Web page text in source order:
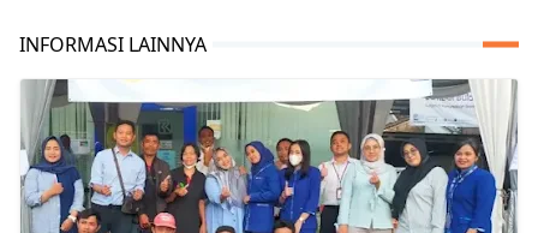
INFORMASI LAINNYA